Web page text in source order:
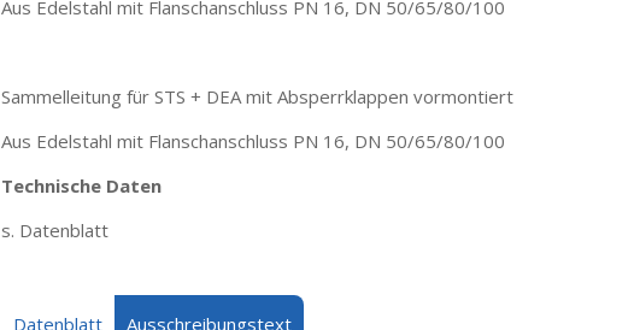
Aus Edelstahl mit Flanschanschluss PN 16, DN 50/65/80/100
Sammelleitung für STS + DEA mit Absperrklappen vormontiert
Aus Edelstahl mit Flanschanschluss PN 16, DN 50/65/80/100
Technische Daten
s. Datenblatt
Datenblatt Ausschreibungstext